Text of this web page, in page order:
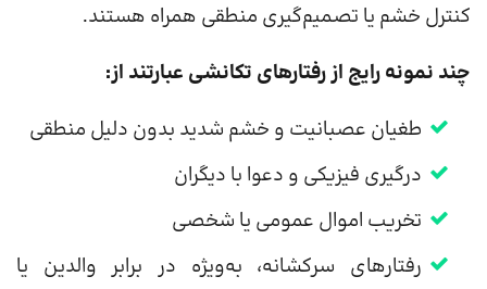
کنترل خشم یا تصمیم‌گیری منطقی همراه هستند.
چند نمونه رایج از رفتارهای تکانشی عبارتند از:
طغیان عصبانیت و خشم شدید بدون دلیل منطقی
درگیری فیزیکی و دعوا با دیگران
تخریب اموال عمومی یا شخصی
رفتارهای سرکشانه، به‌ویژه در برابر والدین یا